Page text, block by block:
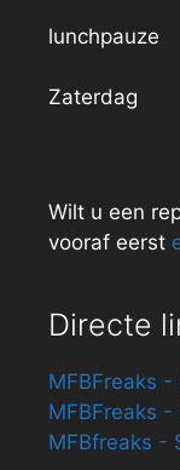
lunchpauze
Zaterdag
Wilt u een
vooraf eerst
Directe
MFBFreaks -
MFBFreaks -
MFBfreaks -